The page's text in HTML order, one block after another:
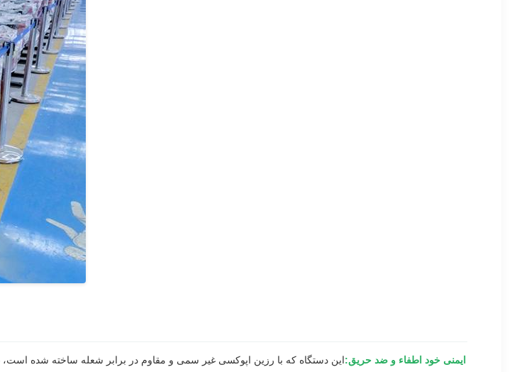
ایمنی خود اطفاء و ضد حریق:این دستگاه که با رزین اپوکسی غیر سمی و مقاوم در برابر شعله ساخته شده